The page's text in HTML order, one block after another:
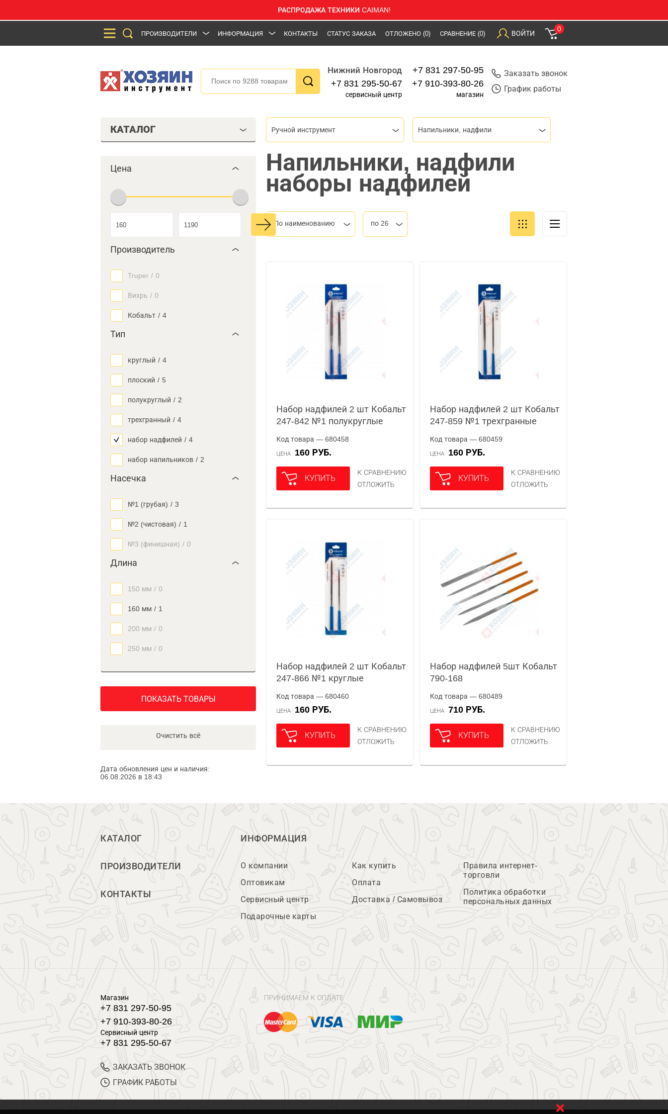
РАСПРОДАЖА ТЕХНИКИ CAIMAN!
ПРОИЗВОДИТЕЛИ ИНФОРМАЦИЯ КОНТАКТЫ СТАТУС ЗАКАЗА ОТЛОЖЕНО (0) СРАВНЕНИЕ (0) ВОЙТИ
0
Нижний Новгород
+7 831 295-50-67
сервисный центр
+7 831 297-50-95
+7 910-393-80-26
магазин
Заказать звонок
График работы
КАТАЛОГ
Цена
Производитель
Truper / 0
Вихрь / 0
Кобальт / 4
Тип
круглый / 4
плоский / 5
полукруглый / 2
трехгранный / 4
набор надфилей / 4
набор напильников / 2
Насечка
№1 (грубая) / 3
№2 (чистовая) / 1
№3 (финишная) / 0
Длина
150 мм / 0
160 мм / 1
200 мм / 0
250 мм / 0
ПОКАЗАТЬ ТОВАРЫ
Очистить всё
Дата обновления цен и наличия:
06.08.2026 в 18:43
Ручной инструмент Напильники, надфили
Напильники, надфили
наборы надфилей
По наименованию по 26
Набор надфилей 2 шт Кобальт
247-842 №1 полукруглые
Код товара — 680458
ЦЕНА 160 РУБ.
КУПИТЬ
К СРАВНЕНИЮ
ОТЛОЖИТЬ
Набор надфилей 2 шт Кобальт
247-859 №1 трехгранные
Код товара — 680459
ЦЕНА 160 РУБ.
КУПИТЬ
К СРАВНЕНИЮ
ОТЛОЖИТЬ
Набор надфилей 2 шт Кобальт
247-866 №1 круглые
Код товара — 680460
ЦЕНА 160 РУБ.
КУПИТЬ
К СРАВНЕНИЮ
ОТЛОЖИТЬ
Набор надфилей 5шт Кобальт
790-168
Код товара — 680489
ЦЕНА 710 РУБ.
КУПИТЬ
К СРАВНЕНИЮ
ОТЛОЖИТЬ
КАТАЛОГ
ПРОИЗВОДИТЕЛИ
КОНТАКТЫ
ИНФОРМАЦИЯ
О компании
Оптовикам
Сервисный центр
Подарочные карты
Как купить
Оплата
Доставка / Самовывоз
Правила интернет-
торговли
Политика обработки
персональных данных
Магазин
+7 831 297-50-95
+7 910-393-80-26
Сервисный центр
+7 831 295-50-67
ЗАКАЗАТЬ ЗВОНОК
ГРАФИК РАБОТЫ
ПРИНИМАЕМ К ОПЛАТЕ